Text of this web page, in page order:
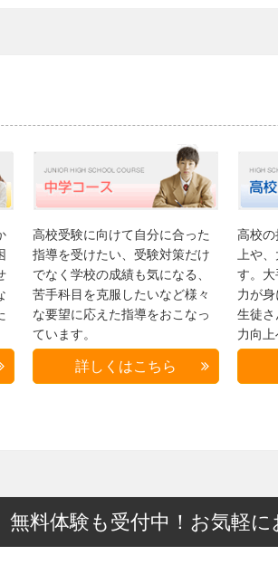
高校受験に向けて自分に合った
指導を受けたい、受験対策だけ
でなく学校の成績も気になる、
苦手科目を克服したいなど様々
な要望に応えた指導をおこなっ
ています。
詳しくはこちら
高校の
上や
す。
力が
生徒
力向上
無料体験も受付中！お気軽